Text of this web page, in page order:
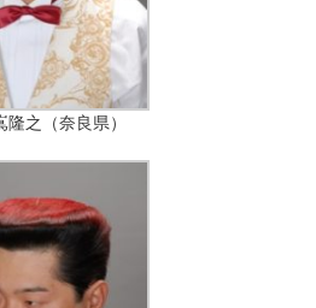
隆之（奈良県）